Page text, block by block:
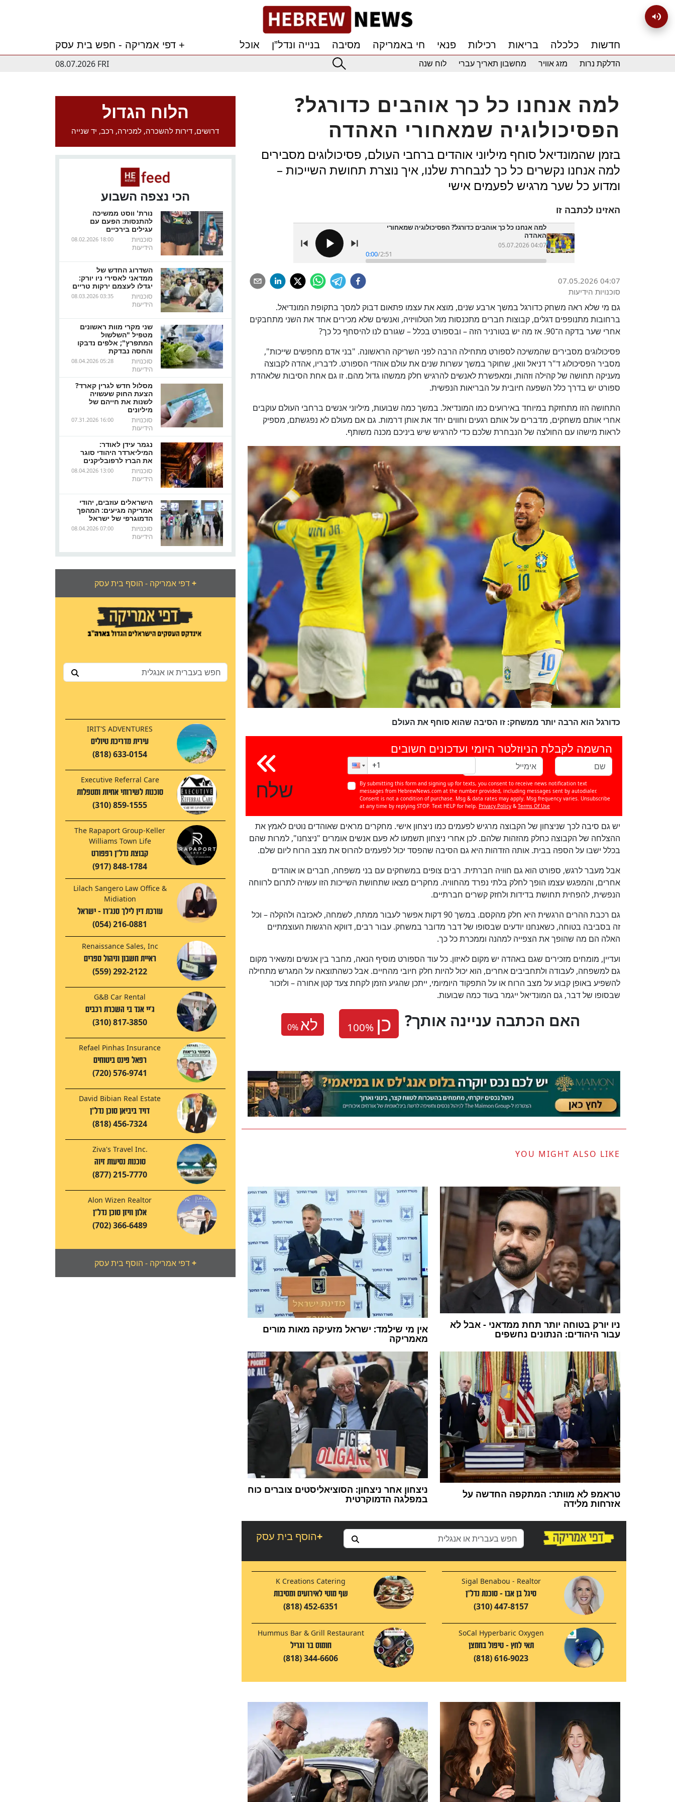
דפי אמריקה - חפש בית עסק + חדשות כלכלה בריאות רכילות פנאי חי באמריקה מסיבה בנייה ונדל”ן
אוכל
08.07.2026 FRI
הדלקת נרות מזג אוויר מחשבון תאריך עברי לוח שנה
הלוח הגדול
דרושים, דירות להשכרה, למכירה, רכב, יד שנייה
הכי נצפה השבוע
נורת' ווסט ממשיכה
להתנסות: הפעם עם
עגילים בירכיים
08.02.2026 18:00
סוכנויות
הידיעות
השדרוג החדש של
ממדאני לאסירי ניו יורק:
יגדלו לעצמם ירקות טריים
08.03.2026 03:35
סוכנויות
הידיעות
שני מקרי מוות ראשונים
מטפיל "השלשול
המתפרץ"; אלפים נדבקו
והחסה נבדקת
08.04.2026 05:28
סוכנויות
הידיעות
מסלול חדש לגרין קארד?
הצעת החוק שעשויה
לשנות את חייהם של
מיליונים
07.31.2026 16:00
סוכנויות
הידיעות
נגמר עידן לאודר:
המיליארדר היהודי סוגר
את הברז לרפובליקנים
08.04.2026 13:00
סוכנויות
הידיעות
הישראלים עוזבים, יהודי
אמריקה מגיעים: המהפך
הדמוגרפי של ישראל
08.04.2026 07:00
סוכנויות
הידיעות
דפי אמריקה - הוסף בית עסק+
IRIT'S ADVENTURES
עירית מדריכת טיולים
(818) 633-0154
Executive Referral Care
סוכנות לשירותי אחיות ומטפלות
(310) 859-1555
The Rapaport Group-Keller
Williams Town Life
קבוצת נדל"ן רפפורט
(917) 848-1784
Lilach Sangero Law Office &
Midiation
עורכת דין לילך סנג'רו - ישראל
(054) 216-0881
Renaissance Sales, Inc
ראיית חשבון וניהול ספרים
(559) 292-2122
G&B Car Rental
ג'יי אנד בי השכרת רכבים
(310) 817-3850
Refael Pinhas Insurance
רפאל פינס ביטוחים
(720) 576-9741
David Bibian Real Estate
דויד ביביאן סוכן נדל"ן
(818) 456-7324
Ziva's Travel Inc.
סוכנות נסיעות זיוה
(877) 215-7770
Alon Wizen Realtor
אלון וויזן סוכן נדל"ן
(702) 366-6489
דפי אמריקה - הוסף בית עסק+
למה אנחנו כל כך אוהבים כדורגל?
הפסיכולוגיה שמאחורי האהדה
בזמן שהמונדיאל סוחף מיליוני אוהדים ברחבי העולם, פסיכולוגים מסבירים
למה אנחנו נקשרים כל כך לנבחרת שלנו, איך נוצרת תחושת השייכות –
ומדוע כל שער מרגיש לפעמים אישי
האזינו לכתבה זו
למה אנחנו כל כך אוהבים כדורגל? הפסיכולוגיה שמאחורי
האהדה
05.07.2026 04:07
0:00/2:51
07.05.2026 04:07
סוכנויות הידיעות
גם מי שלא ראה משחק כדורגל במשך ארבע שנים, מוצא את עצמו פתאום דבוק למסך בתקופת המונדיאל.
ברחובות מתנופפים דגלים, קבוצות חברים מתכנסות מול הטלוויזיה, ואנשים שלא מכירים אחד את השני מתחבקים
אחרי שער בדקה ה־90. אז מה יש בטורניר הזה – ובספורט בכלל – שגורם לנו להיסחף כל כך?
פסיכולוגים מסבירים שהמשיכה לספורט מתחילה הרבה לפני השריקה הראשונה. "בני אדם מחפשים שייכות",
מסביר הפסיכולוג ד"ר דניאל וואן, שחוקר במשך עשרות שנים את עולם אוהדי הספורט. לדבריו, אהדה לקבוצה
מעניקה תחושה של קהילה וזהות, ומאפשרת לאנשים להרגיש חלק ממשהו גדול מהם. זו גם אחת הסיבות שלאהדת
ספורט יש בדרך כלל השפעה חיובית על הבריאות הנפשית.
התחושה הזו מתחזקת במיוחד באירועים כמו המונדיאל. במשך כמה שבועות, מיליוני אנשים ברחבי העולם עוקבים
אחרי אותם משחקים, מדברים על אותם רגעים וחווים יחד את אותן דרמות. גם אם מעולם לא נפגשתם, מספיק
לראות מישהו עם החולצה של הנבחרת שלכם כדי להרגיש שיש ביניכם מכנה משותף.
כדורגל הוא הרבה יותר ממשחק: זו הסיבה שהוא סוחף את העולם
שלח
הרשמה לקבלת הניוזלטר היומי ועדכונים חשובים
By submitting this form and signing up for texts, you consent to receive news notification text
messages from HebrewNews.com at the number provided, including messages sent by autodialer.
Consent is not a condition of purchase. Msg & data rates may apply. Msg frequency varies. Unsubscribe
at any time by replying STOP. Text HELP for help. Privacy Policy & Terms Of Use
יש גם סיבה לכך שניצחון של הקבוצה מרגיש לפעמים כמו ניצחון אישי. מחקרים מראים שאוהדים נוטים לאמץ את
ההצלחה של הקבוצה כחלק מהזהות שלהם. לכן אחרי ניצחון תשמעו לא פעם אנשים אומרים "ניצחנו", למרות שהם
בכלל ישבו על הספה בבית. אותה הזדהות היא גם הסיבה שהפסד יכול לפעמים להרוס את מצב הרוח ליום שלם.
אבל מעבר לרגש, ספורט הוא גם חוויה חברתית. רבים צופים במשחקים עם בני משפחה, חברים או אוהדים
אחרים, והמפגש עצמו הופך לחלק בלתי נפרד מהחוויה. מחקרים מצאו שתחושת השייכות הזו עשויה לתרום לרווחה
הנפשית, להפחית תחושת בדידות ולחזק קשרים חברתיים.
גם רכבת ההרים הרגשית היא חלק מהקסם. במשך 90 דקות אפשר לעבור ממתח, לשמחה, לאכזבה ולהקלה – וכל
זה בסביבה בטוחה, כשאנחנו יודעים שבסופו של דבר מדובר במשחק. עבור רבים, דווקא הרגשות העוצמתיים
האלה הם מה שהופך את הצפייה למהנה וממכרת כל כך.
ועדיין, מומחים מזכירים שגם באהדה יש מקום לאיזון. כל עוד הספורט מוסיף הנאה, מחבר בין אנשים ומשאיר מקום
גם למשפחה, לעבודה ולתחביבים אחרים, הוא יכול להיות חלק חיובי מהחיים. אבל כשהתוצאה על המגרש מתחילה
להשפיע באופן קבוע על מצב הרוח או על התפקוד היומיומי, ייתכן שהגיע הזמן לקחת צעד קטן אחורה – ולזכור
שבסופו של דבר, גם המונדיאל ייגמר בעוד כמה שבועות.
0% לא
100%כן
?האם הכתבה עניינה אותך
YOU MIGHT ALSO LIKE
אין מי שילמד: ישראל מזעיקה מאות מורים
מאמריקה
ניו יורק בטוחה יותר תחת ממדאני - אבל לא
עבור היהודים: הנתונים נחשפים
ניצחון אחר ניצחון: הסוציאליסטים צוברים כוח
במפלגה הדמוקרטית טראמפ לא מוותר: המתקפה החדשה על
אזרחות מלידה
הוסף בית עסק+
K Creations Catering
שף מוטי לאירועים ומסיבות
(818) 452-6351
Sigal Benabou - Realtor
סיגל בן אבו - סוכנת נדל"ן
(310) 447-8157
Hummus Bar & Grill Restaurant
חומוס בר וגריל
(818) 344-6606
SoCal Hyperbaric Oxygen
תאי לחץ - טיפול בחמצן
(818) 616-9023